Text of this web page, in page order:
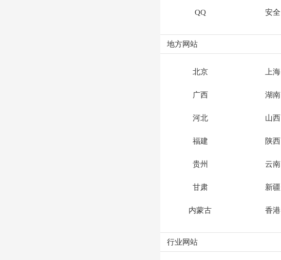
QQ 安全
地方网站
北京 上海
广西 湖南
河北 山西
福建 陕西
贵州 云南
甘肃 新疆
内蒙古 香港
行业网站